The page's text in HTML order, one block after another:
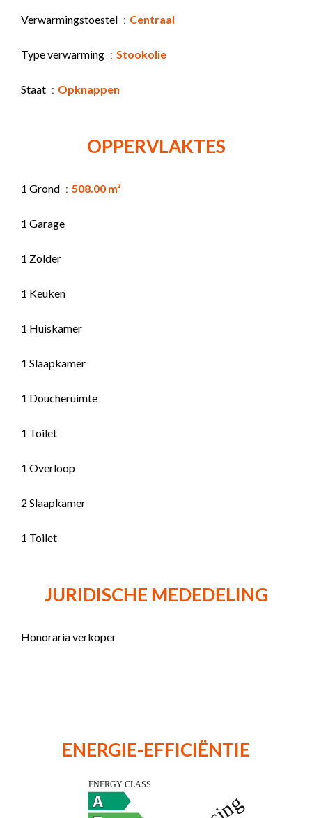
Verwarmingstoestel Centraal
Type verwarming Stookolie
Staat Opknappen
OPPERVLAKTES
1 Grond 508.00 m²
1 Garage
1 Zolder
1 Keuken
1 Huiskamer
1 Slaapkamer
1 Doucheruimte
1 Toilet
1 Overloop
2 Slaapkamer
1 Toilet
JURIDISCHE MEDEDELING
Honoraria verkoper
ENERGIE-EFFICIËNTIE